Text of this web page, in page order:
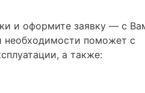
и оформите заявку — с
необходимости поможет с
а также: